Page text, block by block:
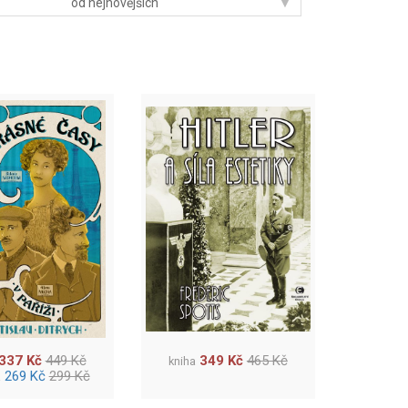
Kč 449 Kč
269 Kč 299 Kč
kniha 349 Kč 465 Kč